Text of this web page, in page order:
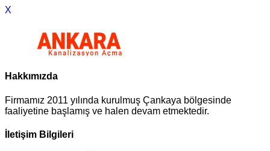
X
Hakkımızda
Firmamız 2011 yılında kurulmuş Çankaya bölgesinde
faaliyetine başlamış ve halen devam etmektedir.
İletişim Bilgileri